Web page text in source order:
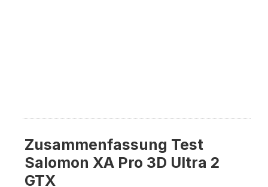
Zusammenfassung Test
Salomon XA Pro 3D Ultra 2
GTX